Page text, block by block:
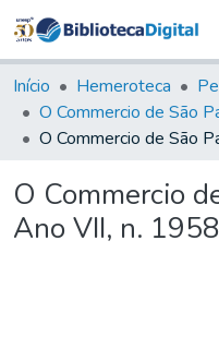
Início Hemeroteca
O Commercio de São
O Commercio
Ano VII, n. 1958